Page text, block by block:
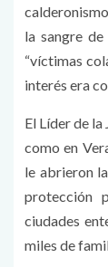
la sangre
“víctimas
interés era
El Líder de
como en
le abrieron
protección
ciudades
miles de